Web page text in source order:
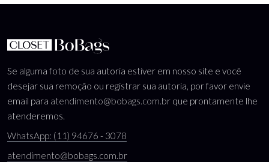
Se alguma foto de sua autoria estiver em nosso site e você
desejar sua remoção ou registrar sua autoria, por favor envie
email para atendimento@bobags.com.br que prontamente lhe
atenderemos.
WhatsApp: (11) 94676 - 3078
atendimento@bobags.com.br